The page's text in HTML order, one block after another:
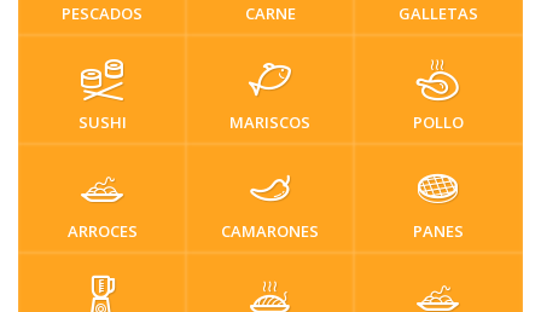
PESCADOS CARNE GALLETAS
SUSHI MARISCOS POLLO
ARROCES CAMARONES PANES